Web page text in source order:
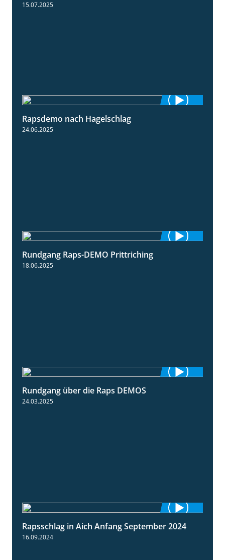
15.07.2025
Rapsdemo nach Hagelschlag
24.06.2025
Rundgang Raps-DEMO Prittriching
18.06.2025
Rundgang über die Raps DEMOS
24.03.2025
1:50
Rapsschlag in Aich Anfang September 2024
16.09.2024